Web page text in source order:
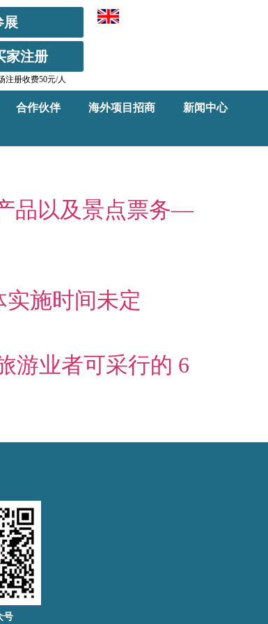
展
家注册
注册收费50元/人
合作伙伴 海外项目招商
新闻中心
品以及景点票务—
施时间未定
游业者可采行的 6
号